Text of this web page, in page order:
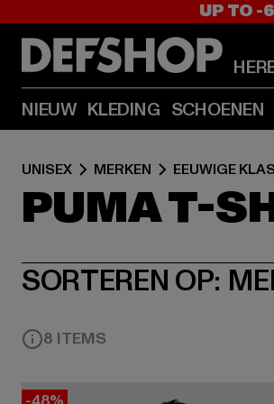
UP TO -
NIEUW KLEDING SCHOENEN
UNISEX MERKEN EEUWIGE
PUMA T-
SORTEREN OP:
8 ITEMS